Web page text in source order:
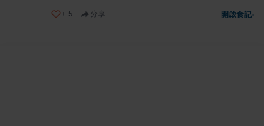
+ 5 分享 開啟食記›